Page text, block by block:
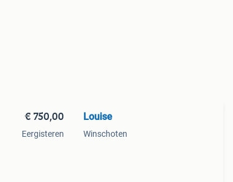
€ 750,00
Eergisteren
Louise
Winschoten